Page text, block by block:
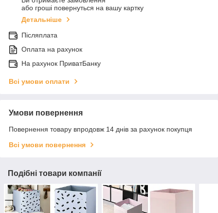
або гроші повернуться на вашу картку
Детальніше
Післяплата
Оплата на рахунок
На рахунок ПриватБанку
Всі умови оплати
Умови повернення
Повернення товару впродовж 14 днів за рахунок покупця
Всі умови повернення
Подібні товари компанії